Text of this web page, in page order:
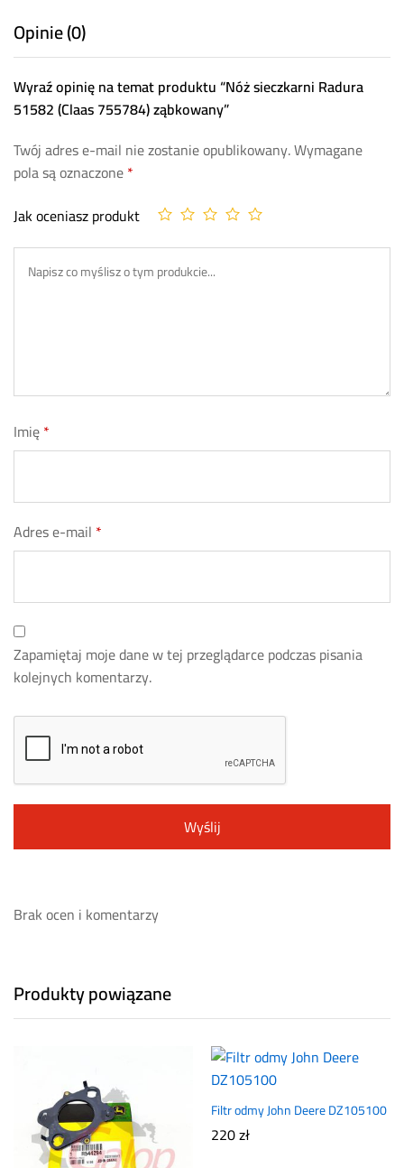
Opinie (0)
Wyraź opinię na temat produktu “Nóż sieczkarni Radura
51582 (Claas 755784) ząbkowany”
Twój adres e-mail nie zostanie opublikowany.Wymagane
pola są oznaczone*
Jak oceniasz produkt
Imię*
Adres e-mail *
Zapamiętaj moje dane w tej przeglądarce podczas pisania
kolejnych komentarzy.
Brak ocen i komentarzy
Produkty powiązane
Filtr odmy John Deere DZ105100
220zł